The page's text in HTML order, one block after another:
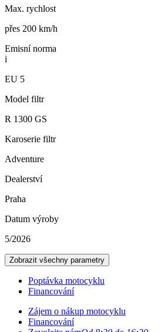
Max. rychlost
přes 200 km/h
Emisní norma
i
EU 5
Model filtr
R 1300 GS
Karoserie filtr
Adventure
Dealerství
Praha
Datum výroby
5/2026
Zobrazit všechny parametry
Poptávka motocyklu
Financování
Zájem o nákup motocyklu
Financování